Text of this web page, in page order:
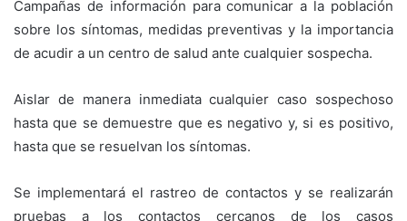
Campañas de información para comunicar a la población
sobre los síntomas, medidas preventivas y la importancia
de acudir a un centro de salud ante cualquier sospecha.
Aislar de manera inmediata cualquier caso sospechoso
hasta que se demuestre que es negativo y, si es positivo,
hasta que se resuelvan los síntomas.
Se implementará el rastreo de contactos y se realizarán
pruebas a los contactos cercanos de los casos